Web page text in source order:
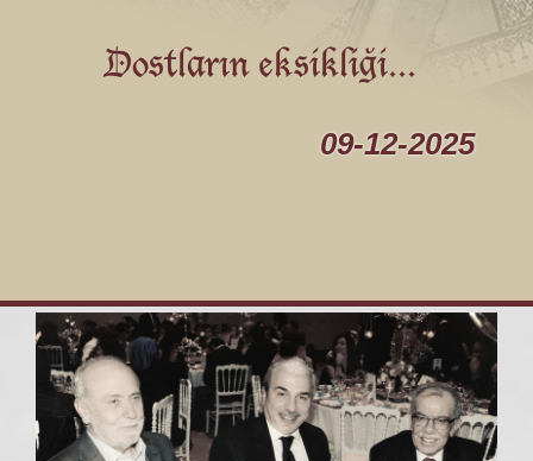
Dostların eksikliği...
09-12-2025